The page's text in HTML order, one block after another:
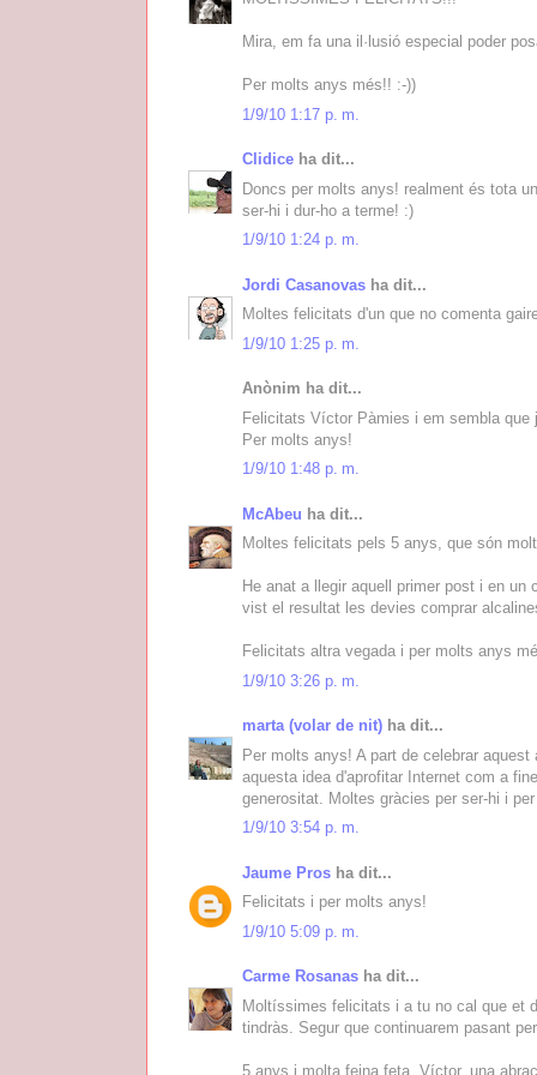
Mira, em fa una il·lusió especial poder
Per molts anys més!! :-))
1/9/10 1:17 p. m.
Clidice ha dit...
Doncs per molts anys! realment és tota
ser-hi i dur-ho a terme! :)
1/9/10 1:24 p. m.
Jordi Casanovas ha dit...
Moltes felicitats d'un que no comenta
1/9/10 1:25 p. m.
Anònim ha dit...
Felicitats Víctor Pàmies i em sembla
Per molts anys!
1/9/10 1:48 p. m.
McAbeu ha dit...
Moltes felicitats pels 5 anys, que són
He anat a llegir aquell primer post i en
vist el resultat les devies comprar
Felicitats altra vegada i per molts anys
1/9/10 3:26 p. m.
marta (volar de nit) ha dit...
Per molts anys! A part de celebrar
aquesta idea d'aprofitar Internet com a
generositat. Moltes gràcies per ser-hi i
1/9/10 3:54 p. m.
Jaume Pros ha dit...
Felicitats i per molts anys!
1/9/10 5:09 p. m.
Carme Rosanas ha dit...
Moltíssimes felicitats i a tu no cal que et
tindràs. Segur que continuarem pasant
5 anys i molta feina feta, Víctor, una